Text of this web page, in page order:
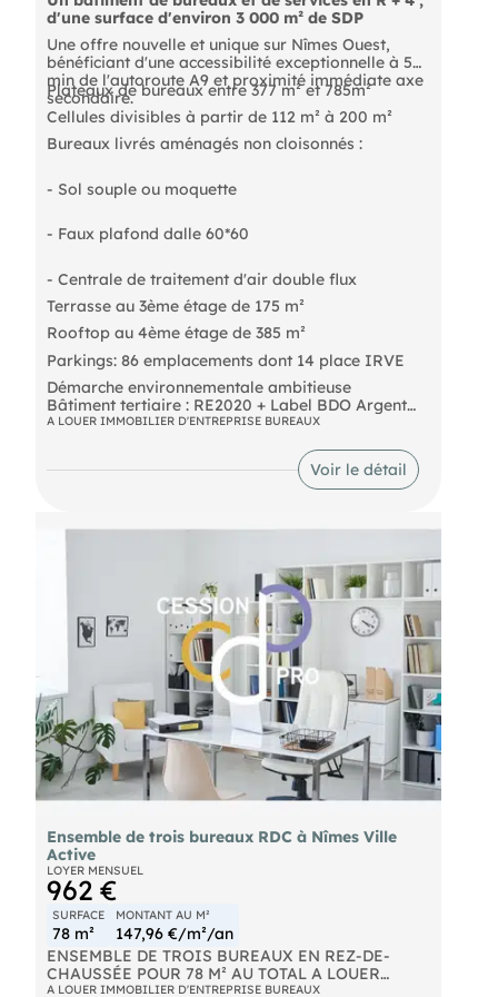
d'une surface d'environ 3 000 m² de SDP
Une offre nouvelle et unique sur Nîmes Ouest,
bénéficiant d'une accessibilité exceptionnelle à 5
min de l'autoroute A9 et proximité immédiate axe
secondaire.
Plateaux de bureaux entre 377 m² et 785m²
Cellules divisibles à partir de 112 m² à 200 m²
Bureaux livrés aménagés non cloisonnés :
- Sol souple ou moquette
- Faux plafond dalle 60*60
- Centrale de traitement d'air double flux
Terrasse au 3ème étage de 175 m²
Rooftop au 4ème étage de 385 m²
Parkings: 86 emplacements dont 14 place IRVE
Démarche environnementale ambitieuse
Bâtiment tertiaire : RE2020 + Label BDO Argent
Intégration paysagère & architecture
A LOUER IMMOBILIER D'ENTREPRISE BUREAUX
Voir le détail
Ensemble de trois bureaux RDC à Nîmes Ville
Active
LOYER MENSUEL
962 €
SURFACE
78 m²
MONTANT AU M²
147,96 €/m²/an
ENSEMBLE DE TROIS BUREAUX EN REZ-DE-
CHAUSSÉE POUR 78 M² AU TOTAL A LOUER
NÎMES VILLE ACTIVE Bureaux à louer de qualité,
A LOUER IMMOBILIER D'ENTREPRISE BUREAUX